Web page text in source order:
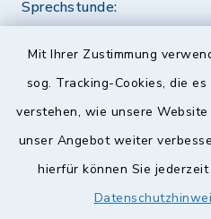
Mit Ihrer Zustimmung
sog. Tracking-Cookies, die
verstehen, wie unsere
unser Angebot weiter
hierfür können Sie
Sprechstunde:
Quicklinks
Landkreis Lichtenfels